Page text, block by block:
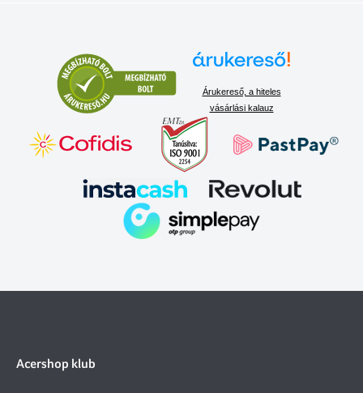
Árukereső, a hiteles
vásárlási kalauz
Acershop klub